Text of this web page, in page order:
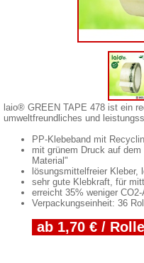
laio® GREEN TAPE 478 ist ein
umweltfreundliches und
PP-Klebeband mit
mit grünem Druck auf
Material"
lösungsmittelfreier Kleber,
sehr gute Klebkraft, für
erreicht 35% weniger
Verpackungseinheit: 36
ab 1,70 € /